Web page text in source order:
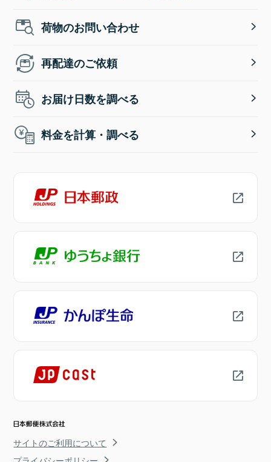
荷物のお問い合わせ
再配達のご依頼
お届け日数を調べる
料金を計算・調べる
サイトのご利用について